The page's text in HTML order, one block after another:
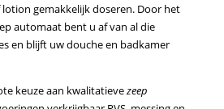
gemakkelijk doseren. Door het
automaat bent u af van al die
en blijft uw douche en badkamer
keuze aan kwalitatievezeep